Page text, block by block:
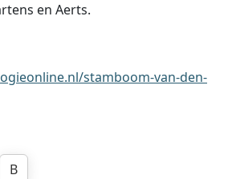
en Aerts.
stamboom-van-den-
B